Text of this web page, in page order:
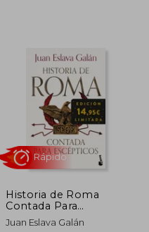
5%
dcto.
Historia de Roma
Contada Para
Escépticos
Juan Eslava Galán